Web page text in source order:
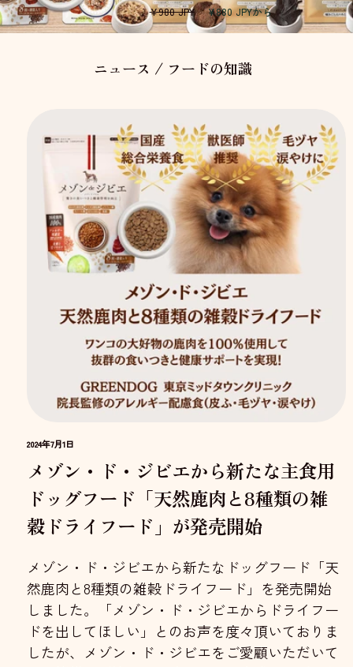
通
常
格
¥980 JPY
セ
ー
価
¥880 JPYから
ニュース / フードの知識
2024年7月1日
メゾン・ド・ジビエから新たな主食用
ドッグフード「天然鹿肉と8種類の雑
穀ドライフード」が発売開始
メゾン・ド・ジビエから新たなドッグフード「天
然鹿肉と8種類の雑穀ドライフード」を発売開始
しました。「メゾン・ド・ジビエからドライフー
ドを出してほしい」とのお声を度々頂いておりま
したが、メゾン・ド・ジビエをご愛顧いただいて